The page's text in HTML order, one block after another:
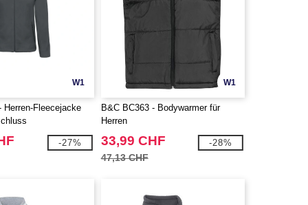
W1
Herren-Fleecejacke
-27%
W1
B&C BC363 - Bodywarmer für
Herren
33,99 CHF
47,13 CHF
-28%